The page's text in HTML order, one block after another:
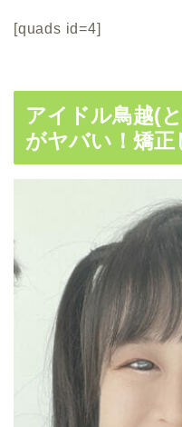
[quads id=4]
アイドル鳥越(
がヤバい！矯正